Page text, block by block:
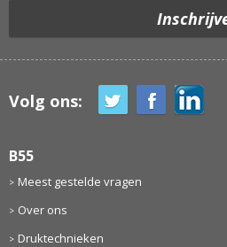
Volg ons:
B55
Meest gestelde vragen
Over ons
Druktechnieken